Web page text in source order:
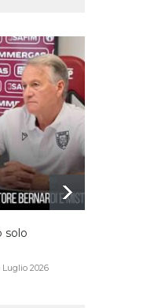
solo
Luglio 2026